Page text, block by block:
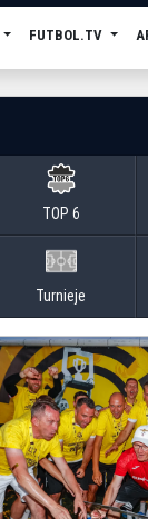
FUTBOL.TV
TOP 6
Turnieje